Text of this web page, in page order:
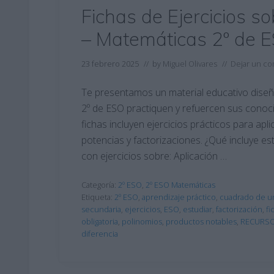
Fichas de Ejercicios
– Matemáticas 2º de
23 febrero 2025 // by Miguel Olivares // Dejar un
Te presentamos un material educativo
2º de ESO practiquen y refuercen sus
fichas incluyen ejercicios prácticos para
potencias y factorizaciones. ¿Qué incluye
con ejercicios sobre: Aplicación …
Categoría: 2º ESO, 2º ESO Matemáticas
Etiqueta: 2º ESO, aprendizaje práctico, cuadrado de
secundaria, ejercicios, ESO, estudiar, factorización,
obligatoria, polinomios, productos notables,
diferencia